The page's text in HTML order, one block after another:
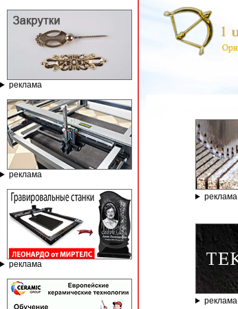
реклама
реклама
реклама
реклама
реклама